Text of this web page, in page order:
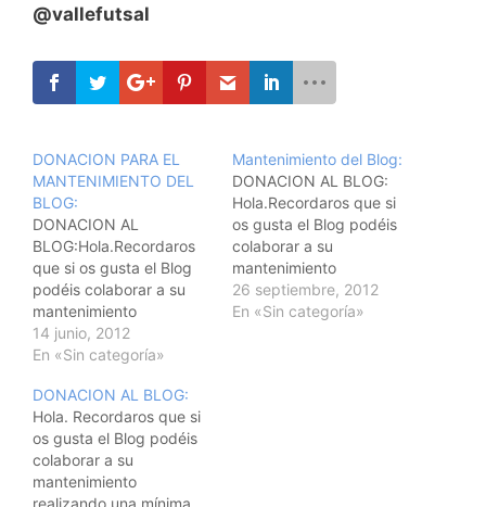
@vallefutsal
DONACION PARA EL
MANTENIMIENTO DEL
BLOG:
DONACION AL
BLOG:Hola.Recordaros
que si os gusta el Blog
podéis colaborar a su
mantenimiento
realizando una mínima
donación a través del
PayPal que tenéis en la
zona superior
izquierda. Recordad que
es un blog totalmente
gratuito ,con un gran
14 junio, 2012
En «Sin categoría»
Mantenimiento del Blog:
DONACION AL BLOG:
Hola.Recordaros que si
os gusta el Blog podéis
colaborar a su
mantenimiento
realizando una mínima
donación a través del
26 septiembre, 2012
En «Sin categoría»
DONACION AL BLOG:
Hola. Recordaros que si
os gusta el Blog podéis
colaborar a su
mantenimiento
realizando una mínima